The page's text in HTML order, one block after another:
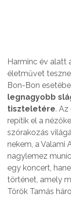
Harminc év alatt
életművet
Bon-Bon
legnagyobb
tiszteletére. Az
repítik el a
szórakozás
nekem, a Valami
nagylemez
egy koncert,
történet, amely
Török Tamás